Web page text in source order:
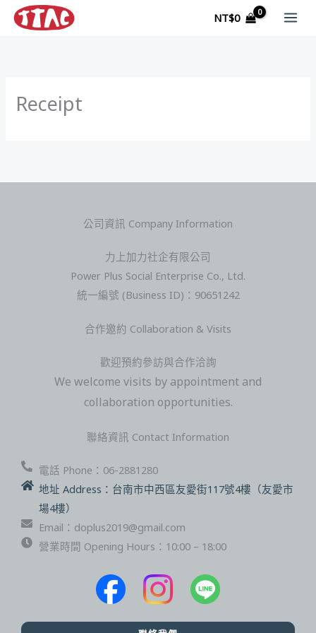
NT$0
Receipt
公司資訊 Company Information
力上加力社企有限公司
Power Plus Social Enterprise Co., Ltd.
統一編號 (Business ID)：90651242
合作邀約 Collaboration & Visits
歡迎預約參訪與合作洽詢
We welcome visits by appointment and
collaboration opportunities.
聯絡資訊 Contact Information
電話 Phone：06-2881280
地址 Address：台南市中西區友愛街117號4樓（友愛市
場4樓）
Email：doplus2019@gmail.com
營業時間 Opening Hours：10:00 – 18:00